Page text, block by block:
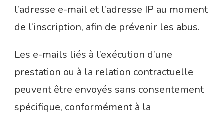
l’adresse e-mail et l’adresse IP au moment
de l’inscription, afin de prévenir les abus.
Les e-mails liés à l’exécution d’une
prestation ou à la relation contractuelle
peuvent être envoyés sans consentement
spécifique, conformément à la